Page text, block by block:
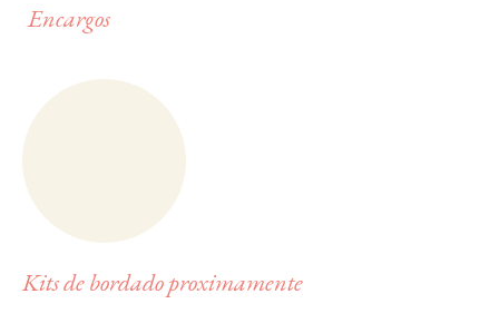
Encargos
Kits de bordado proximamente